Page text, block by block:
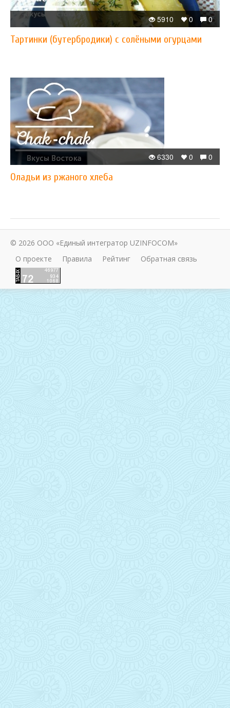
0
0
5910
Тартинки (бутербродики) с солёными огурцами
0
0
6330
Оладьи из ржаного хлеба
© 2026 ООО «Единый интегратор UZINFOCOM»
О проекте
Правила Рейтинг Обратная связь